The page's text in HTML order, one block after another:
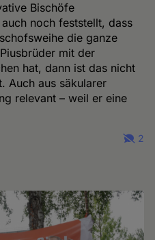
Bischöfe
noch feststellt, dass
die ganze
mit der
hat, dann ist das nicht
Auch aus säkularer
relevant – weil er eine
2